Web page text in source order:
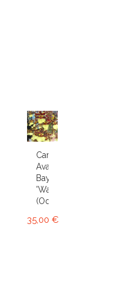
Cambria
Avalon
Bay
'Wasp'
(Odcdm.)
35,00 €